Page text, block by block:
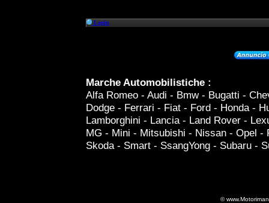
Login
Marche Automobilistiche :
Alfa Romeo - Audi - Bmw - Bugatti -
Dodge - Ferrari - Fiat - Ford - Honda -
Lamborghini - Lancia - Land Rover -
MG - Mini - Mitsubishi - Nissan - Opel -
Skoda - Smart - SsangYong - Subaru -
©